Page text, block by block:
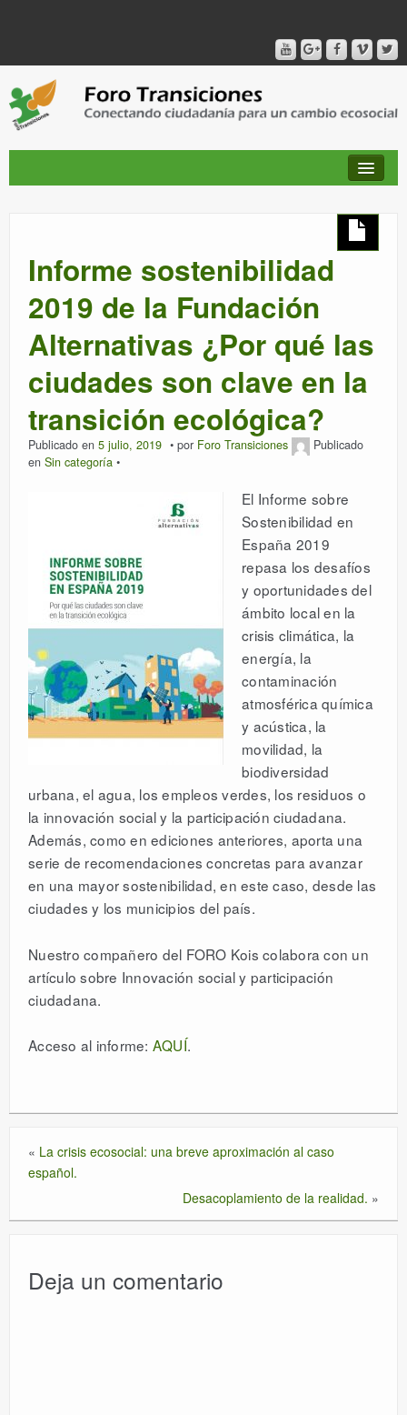
PUBLICACIONES + TIEMPO DE TRANSICIONES
RED AMIG@S DEL FORO
CANAL DE VIDEO
Informe sostenibilidad
2019 de la Fundación
Alternativas ¿Por qué las
ciudades son clave en la
transición ecológica?
Publicado en 5 julio, 2019 por Foro Transiciones
Publicado
en Sin categoría
El Informe sobre
Sostenibilidad en
España 2019
repasa los desafíos
y oportunidades del
ámbito local en la
crisis climática, la
energía, la
contaminación
atmosférica química
y acústica, la
movilidad, la
biodiversidad
urbana, el agua, los empleos verdes, los residuos o
la innovación social y la participación ciudadana.
Además, como en ediciones anteriores, aporta una
serie de recomendaciones concretas para avanzar
en una mayor sostenibilidad, en este caso, desde las
ciudades y los municipios del país.
Nuestro compañero del FORO Kois colabora con un
artículo sobre Innovación social y participación
ciudadana.
Acceso al informe: AQUÍ.
« La crisis ecosocial: una breve aproximación al caso
español.
Desacoplamiento de la realidad. »
Deja un comentario